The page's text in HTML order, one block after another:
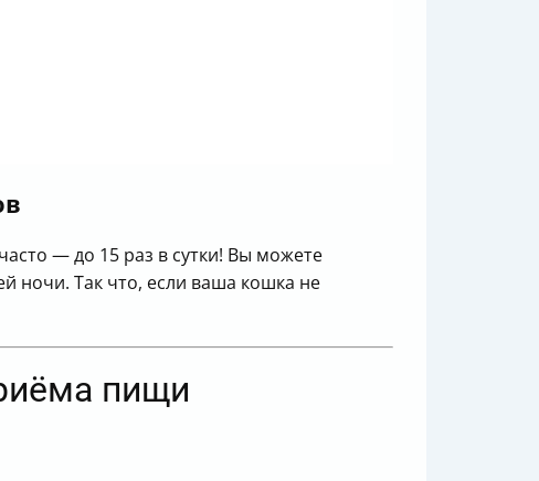
— до 15 раз в сутки! Вы можете
ночи. Так что, если ваша кошка не
пищи